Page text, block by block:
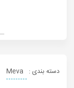
دسته بندی : Meva